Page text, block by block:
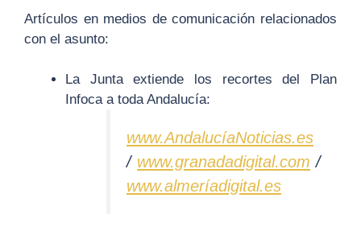
Artículos en medios de comunicación relacionados
con el asunto:
La Junta extiende los recortes del Plan
Infoca a toda Andalucía:
www.AndalucíaNoticias.es
/ www.granadadigital.com /
www.almeríadigital.es